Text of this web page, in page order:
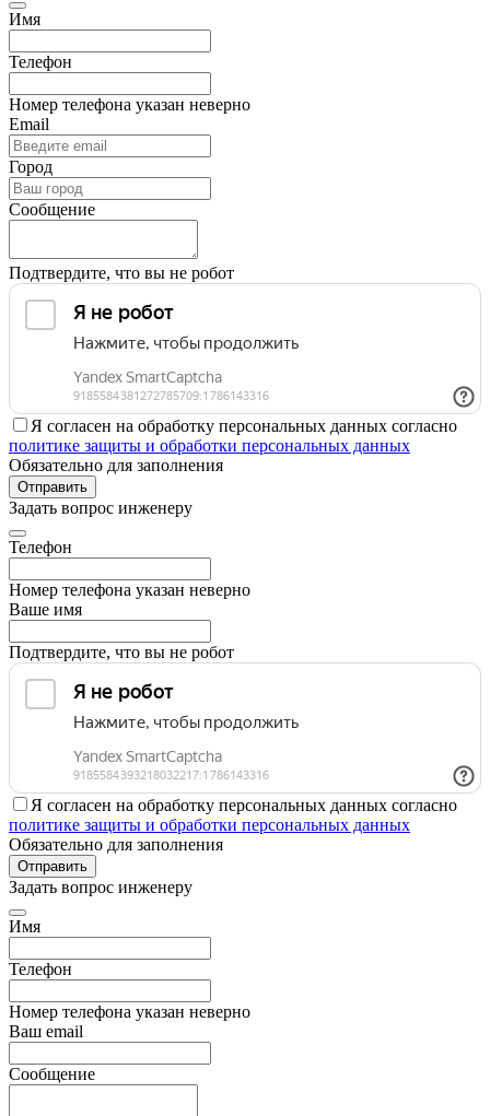
Имя
Телефон
Номер телефона указан неверно
Email
Город
Сообщение
Подтвердите, что вы не робот
Я согласен на обработку персональных данных согласно
политике защиты и обработки персональных данных
Обязательно для заполнения
Отправить
Задать вопрос инженеру
Телефон
Номер телефона указан неверно
Ваше имя
Подтвердите, что вы не робот
Я согласен на обработку персональных данных согласно
политике защиты и обработки персональных данных
Обязательно для заполнения
Отправить
Задать вопрос инженеру
Имя
Телефон
Номер телефона указан неверно
Ваш email
Сообщение